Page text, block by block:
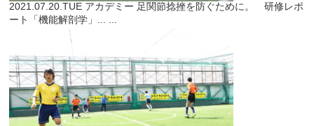
2021.07.20.TUE アカデミー 足関節捻挫を防ぐために。 研修レポ
ート「機能解剖学」... ...